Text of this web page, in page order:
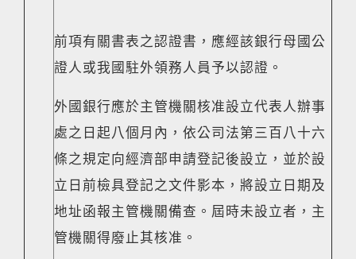
前項有關書表之認證書，應經該銀行母國公
證人或我國駐外領務人員予以認證。
外國銀行應於主管機關核准設立代表人辦事
處之日起八個月內，依公司法第三百八十六
條之規定向經濟部申請登記後設立，並於設
立日前檢具登記之文件影本，將設立日期及
地址函報主管機關備查。屆時未設立者，主
管機關得廢止其核准。